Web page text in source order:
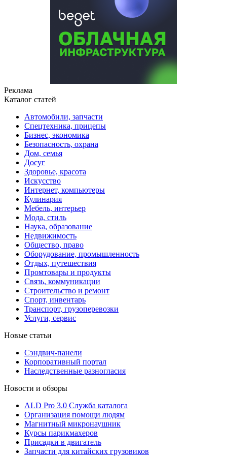
Реклама
Каталог статей
Автомобили, запчасти
Спецтехника, прицепы
Бизнес, экономика
Безопасность, охрана
Дом, семья
Досуг
Здоровье, красота
Искусство
Интернет, компьютеры
Кулинария
Мебель, интерьер
Мода, стиль
Наука, образование
Недвижимость
Общество, право
Оборудование, промышленность
Отдых, путешествия
Промтовары и продукты
Связь, коммуникации
Строительство и ремонт
Cпорт, инвентарь
Транспорт, грузоперевозки
Услуги, сервис
Новые статьи
Сэндвич-панели
Корпоративный портал
Наследственные разногласия
Новости и обзоры
ALD Pro 3.0 Служба каталога
Организация помощи людям
Магнитный микронаушник
Курсы парикмахеров
Присадки в двигатель
Запчасти для китайских грузовиков